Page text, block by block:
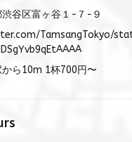
谷区富ヶ谷１−７−９
TamsangTokyo/
ら10m 1杯700円〜